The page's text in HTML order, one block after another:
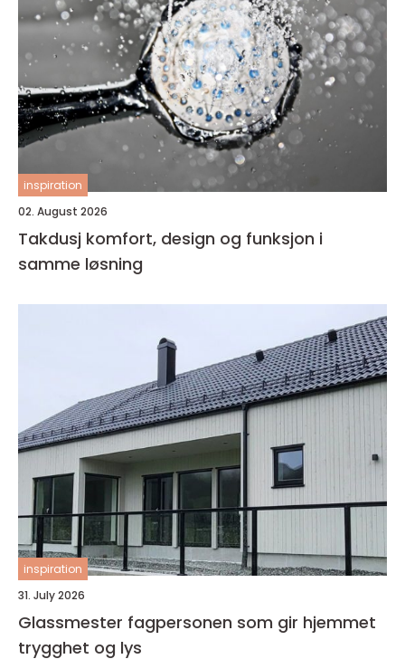
inspiration
02. August 2026
Takdusj komfort, design og funksjon i
samme løsning
inspiration
31. July 2026
Glassmester fagpersonen som gir hjemmet
trygghet og lys